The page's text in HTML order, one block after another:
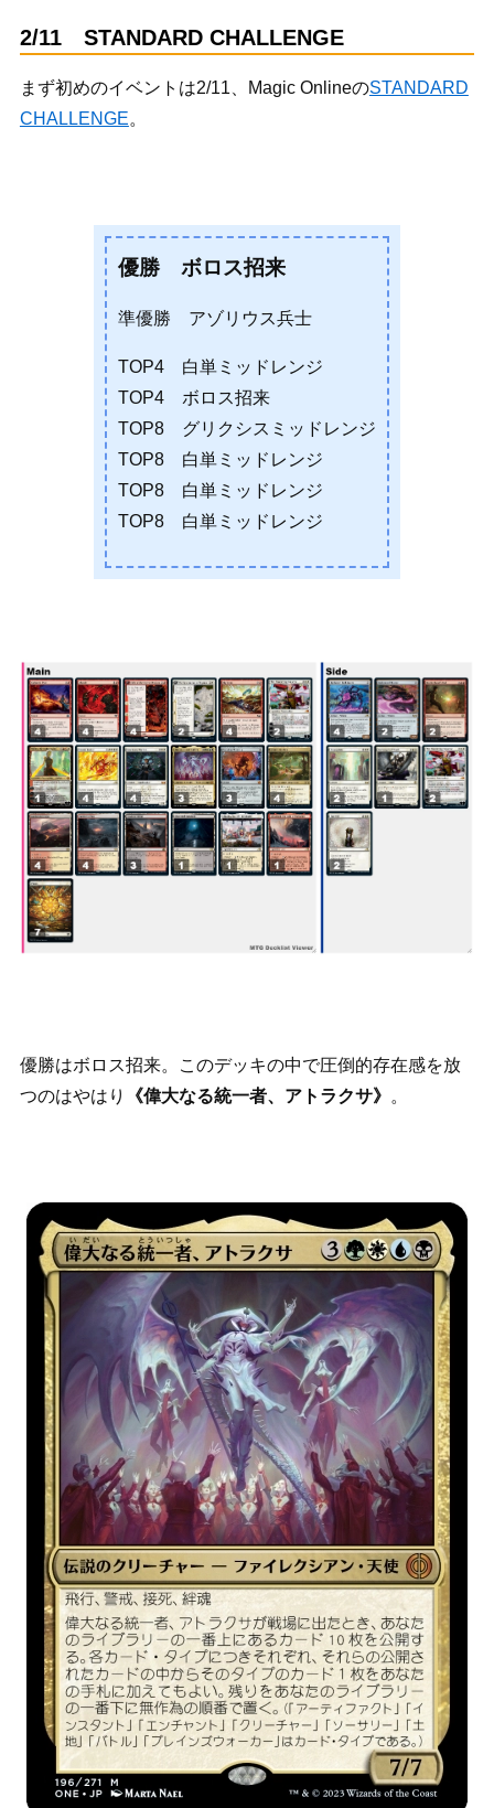
2/11 STANDARD CHALLENGE
まず初めのイベントは2/11、Magic OnlineのSTANDARD
CHALLENGE。
優勝 ボロス招来
準優勝 アゾリウス兵士
TOP4 白単ミッドレンジ
TOP4 ボロス招来
TOP8 グリクシスミッドレンジ
TOP8 白単ミッドレンジ
TOP8 白単ミッドレンジ
TOP8 白単ミッドレンジ
優勝はボロス招来。このデッキの中で圧倒的存在感を放
つのはやはり
《偉大なる統一者、アトラクサ》 。